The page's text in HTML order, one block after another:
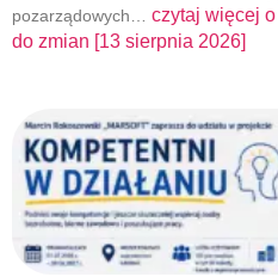
pozarządowych… czytaj więcej o
do zmian [13 sierpnia 2026]